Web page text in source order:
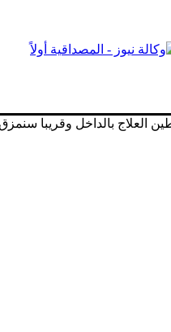
العلاج بالداخل وقريبا سنمزق